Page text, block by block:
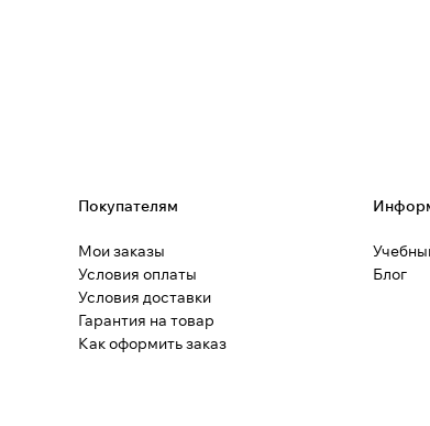
Покупателям
Мои заказы
Условия оплаты
Условия доставки
Гарантия на товар
Как оформить заказ
Блог